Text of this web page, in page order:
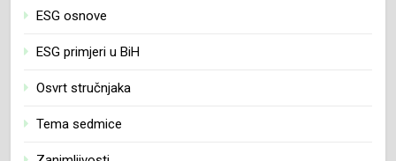
ESG osnove
ESG primjeri u BiH
Osvrt stručnjaka
Tema sedmice